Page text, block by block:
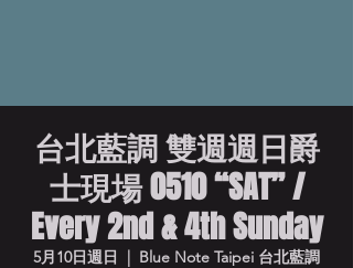
台北藍調 雙週週日爵
士現場 0510 “SAT” /
Every 2nd & 4th Sunday
5月10日週日
  |
Blue Note Taipei 台北藍調